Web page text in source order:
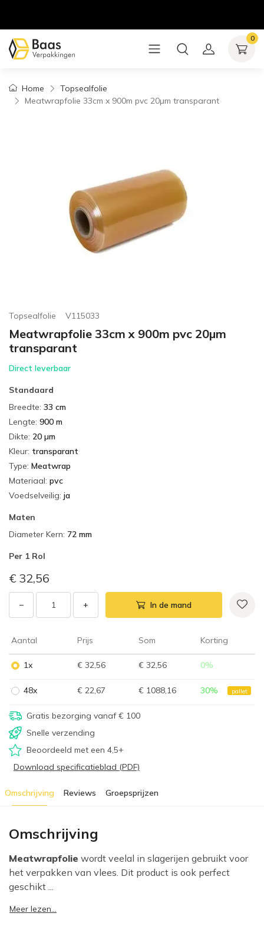
0
Home
Topsealfolie
Meatwrapfolie 33cm x 900m pvc 20µm transparant
Topsealfolie V115033
Meatwrapfolie 33cm x 900m pvc 20µm
transparant
Direct leverbaar
Standaard
Breedte: 33 cm
Lengte: 900 m
Dikte: 20 µm
Kleur: transparant
Type: Meatwrap
Materiaal: pvc
Voedselveilig: ja
Maten
Diameter Kern: 72 mm
Per 1 Rol
€ 32,56
− + In de mand
Aantal Prijs Som Korting
1x € 32,56 € 32,56 0%
48x € 22,67 € 1088,16 30% pallet
Gratis bezorging vanaf € 100
Snelle verzending
Beoordeeld met een 4,5+
Download specificatieblad (PDF)
Omschrijving Reviews Groepsprijzen
Omschrijving
Meatwrapfolie wordt veelal in slagerijen gebruikt voor
het verpakken van vlees. Dit product is ook perfect
geschikt ...
Meer lezen...